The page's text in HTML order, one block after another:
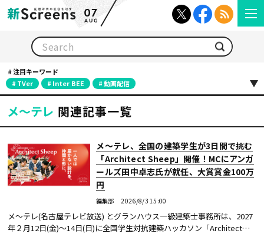
07
AUG
注目キーワード
TVer
Inter BEE 動画配信
メ～テレ 関連記事一覧
メ～テレ、全国の建築学生が3日間で挑む
「Architect Sheep」開催！MCにアンガ
ールズ田中卓志氏が就任、大賞賞金100万
円
編集部 2026/8/3 15:00
メ～テレ(名古屋テレビ放送) とグランハウス一級建築士事務所は、2027
年２月12日(金)～14日(日)に全国学生対抗建築ハッカソン「Architect